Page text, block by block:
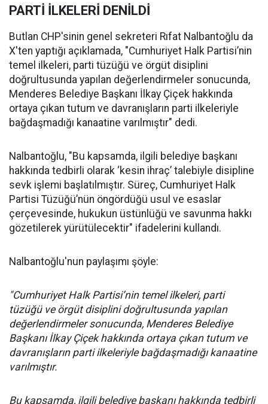
PARTİ İLKELERİ DENİLDİ
Butlan CHP'sinin genel sekreteri Rıfat Nalbantoğlu da
X'ten yaptığı açıklamada, "Cumhuriyet Halk Partisi’nin
temel ilkeleri, parti tüzüğü ve örgüt disiplini
doğrultusunda yapılan değerlendirmeler sonucunda,
Menderes Belediye Başkanı İlkay Çiçek hakkında
ortaya çıkan tutum ve davranışların parti ilkeleriyle
bağdaşmadığı kanaatine varılmıştır" dedi.
Nalbantoğlu, "Bu kapsamda, ilgili belediye başkanı
hakkında tedbirli olarak ‘kesin ihraç’ talebiyle disipline
sevk işlemi başlatılmıştır. Süreç, Cumhuriyet Halk
Partisi Tüzüğü’nün öngördüğü usul ve esaslar
çerçevesinde, hukukun üstünlüğü ve savunma hakkı
gözetilerek yürütülecektir" ifadelerini kullandı.
Nalbantoğlu'nun paylaşımı şöyle:
"Cumhuriyet Halk Partisi’nin temel ilkeleri, parti
tüzüğü ve örgüt disiplini doğrultusunda yapılan
değerlendirmeler sonucunda, Menderes Belediye
Başkanı İlkay Çiçek hakkında ortaya çıkan tutum ve
davranışların parti ilkeleriyle bağdaşmadığı kanaatine
varılmıştır.
Bu kapsamda, ilgili belediye başkanı hakkında tedbirli